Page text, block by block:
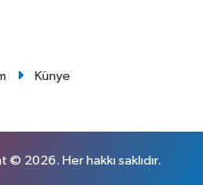
Künye
© 2026. Her hakkı saklıdır.